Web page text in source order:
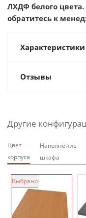
ЛХДФ белого
обратитесь к
Характеристики
Отзывы
Другие
Цвет
корпуса
Наполнение
шкафа
Выбрано